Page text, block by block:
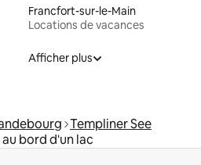
Francfort-sur-le-Main
Locations de vacances
Afficher plus
Templiner See
bord d'un lac